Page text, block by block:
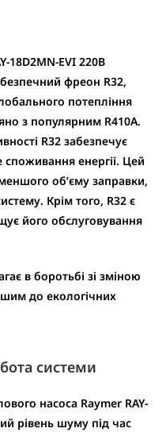
18D2MN-EVI 220В
фреон R32,
потепління
з популярним R410A.
R32 забезпечує
енергії. Цей
об’єму заправки,
Крім того, R32 є
його обслуговування
в боротьбі зі зміною
до екологічних
системи
насоса Raymer RAY-
рівень шуму під час